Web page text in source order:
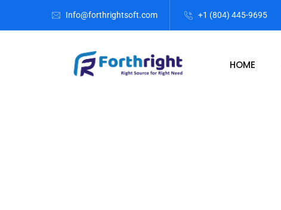
Info@forthrightsoft.com +1 (804) 445-9695
HOME